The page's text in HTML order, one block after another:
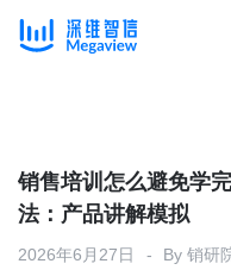
产品总览
产品集成
解决方案
按行业
客户案例
销售培训怎么避免学
法：产品讲解模拟
2026年6月27日 By 销研